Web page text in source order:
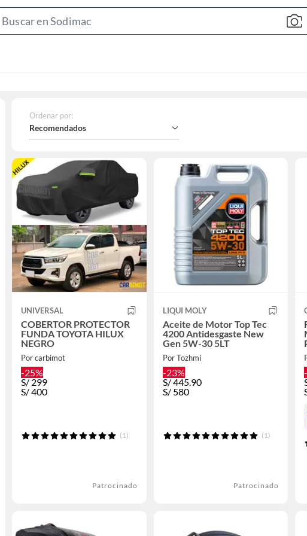
Bar
Ordenar por:
Recomendados
UNIVERSAL
COBERTOR PROTECTOR
FUNDA TOYOTA HILUX
NEGRO
Por carbimot
-25%
S/ 299
S/400
(1)
Patrocinado
LIQUI MOLY
Aceite de Motor Top Tec
4200 Antidesgaste New
Gen 5W-30 5LT
Por Tozhmi
-23%
S/445.90
S/ 580
(1)
Patrocinado